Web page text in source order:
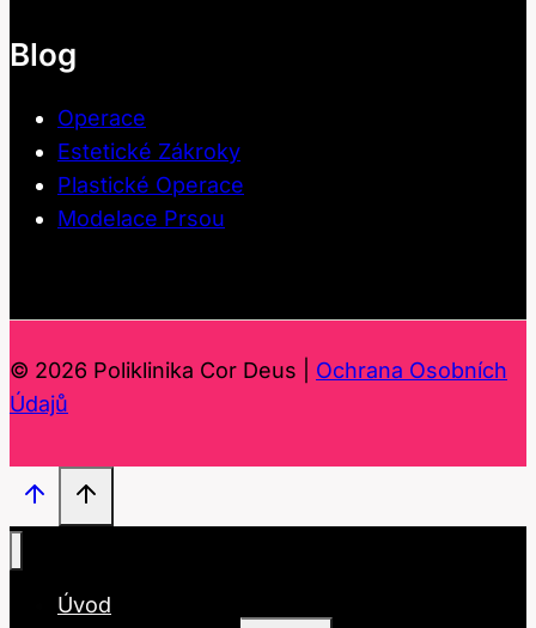
Blog
Operace
Estetické Zákroky
Plastické Operace
Modelace Prsou
© 2026 Poliklinika Cor Deus | Ochrana Osobních
Údajů
Úvod